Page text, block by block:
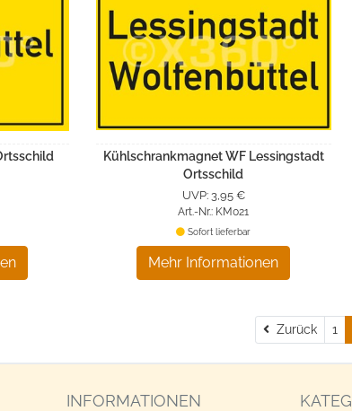
Kühlschrankmagnet WF Lessingstadt
Ortsschild
UVP: 3,95 €
Art.-Nr.: KM021
Mehr Informationen
Sofort lieferbar
Zurück 1
INFORMATIONEN